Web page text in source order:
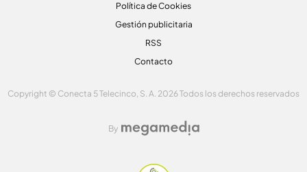
Política de Cookies
Gestión publicitaria
RSS
Contacto
Copyright © Conecta 5 Telecinco, S. A. 2026 Todos los derechos reservados
By